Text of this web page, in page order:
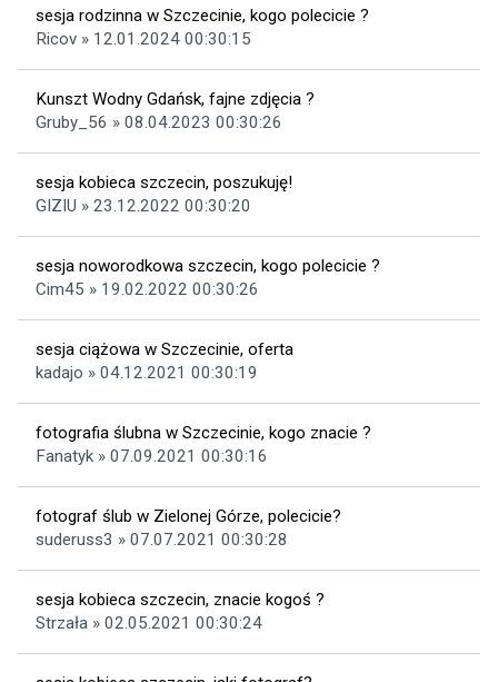
sesja rodzinna w Szczecinie, kogo polecicie ?
Ricov » 12.01.2024 00:30:15
Kunszt Wodny Gdańsk, fajne zdjęcia ?
Gruby_56 » 08.04.2023 00:30:26
sesja kobieca szczecin, poszukuję!
GIZIU » 23.12.2022 00:30:20
sesja noworodkowa szczecin, kogo polecicie ?
Cim45 » 19.02.2022 00:30:26
sesja ciążowa w Szczecinie, oferta
kadajo » 04.12.2021 00:30:19
fotografia ślubna w Szczecinie, kogo znacie ?
Fanatyk » 07.09.2021 00:30:16
fotograf ślub w Zielonej Górze, polecicie?
suderuss3 » 07.07.2021 00:30:28
sesja kobieca szczecin, znacie kogoś ?
Strzała » 02.05.2021 00:30:24